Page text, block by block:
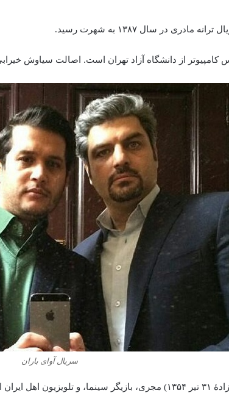
مادری در سال ۱۳۸۷ به شهرت رسید.
کامپیوتر از دانشگاه آزاد تهران است. اصالت سیاوش
سریال آوای باران
ایران است.